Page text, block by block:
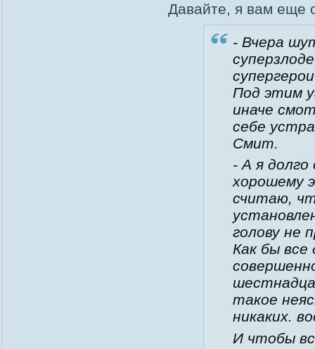
Давайте, я вам еще
- Вчера
Под этим
иначе
себе
Смит.
- А я долго
хорошему
считаю,
голову не
Как бы
такое
никаких.
И чтобы